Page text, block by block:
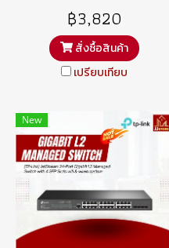
฿3,820
สั่งซื้อสินค้า
เปรียบเทียบ
New